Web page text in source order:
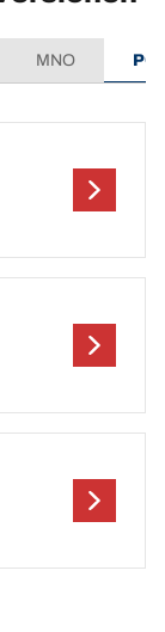
MNO